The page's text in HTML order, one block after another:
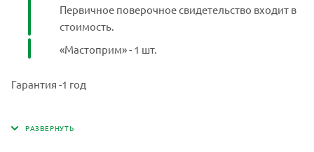
измерений времени
вытекания смеси
рабочего сосуда
рабочего сосуда
Первичное поверочное свидетельство входит в
стоимость.
«Мастоприм» - 1 шт.
Гарантия -1 год